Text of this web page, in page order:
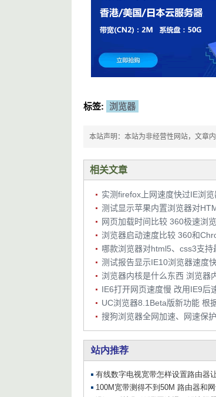
标签: 浏览器
本站声明：本站为非经营性网站，文章
相关文章
实测firefox上网速度快过IE浏览
测试显示苹果内置浏览器对
网页加载时间比较 360极速浏
浏览器启动速度比较 360和
哪款浏览器对html5、css3支持
测试报告显示IE10浏览器速度
浏览器内核是什么东西 浏览器
IE6打开网页速度慢 改用IE9后
UC浏览器8.1Beta版新功能 根